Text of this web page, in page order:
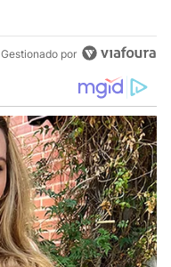
Gestionado por